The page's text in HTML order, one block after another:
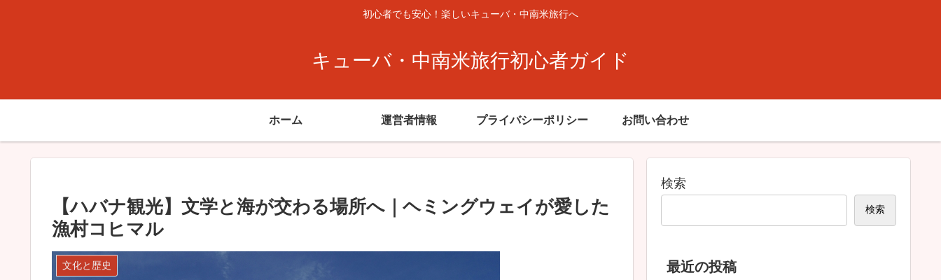
初心者でも安心！楽しいキューバ・中南米旅行へ
キューバ・中南米旅行初心者ガイド
ホーム 運営者情報 プライバシーポリシー お問い合わせ
【ハバナ観光】文学と海が交わる場所へ｜ヘミングウェイが愛した
漁村コヒマル
文化と歴史
検索
検索
最近の投稿